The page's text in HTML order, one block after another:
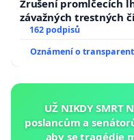
Zrušení promlčecích
závažných trestných
162 podpisů
Oznámení o
UŽ NIKDY SMRT
poslancům a
aby se tragédie